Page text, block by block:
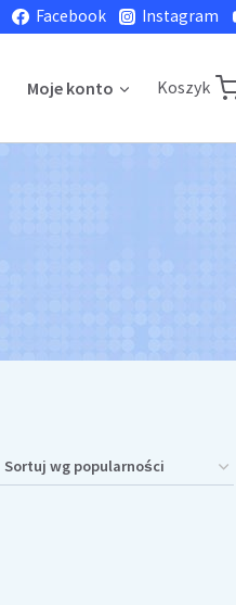
Facebook Instagram
Moje konto Koszyk